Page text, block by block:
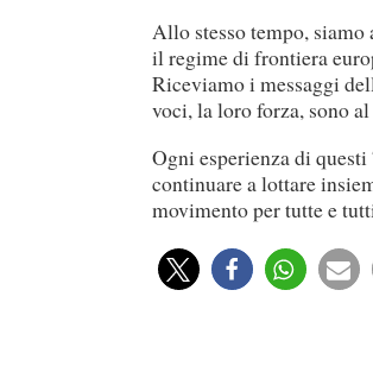
Allo stesso tempo, siamo
il regime di frontiera
Riceviamo i messaggi
voci, la loro forza, sono
Ogni esperienza di
continuare a lottare
movimento per tutte e